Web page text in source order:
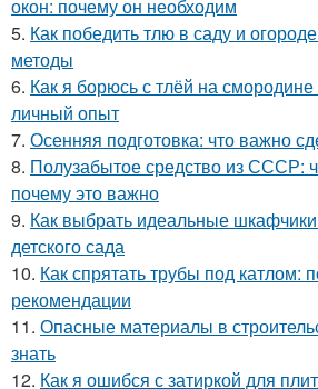
окон: почему он необходим
5. Как победить тлю в саду и
методы
6. Как я борюсь с тлёй на
личный опыт
7. Осенняя подготовка: что важно
8. Полузабытое средство из СССР:
почему это важно
9. Как выбрать идеальные
детского сада
10. Как спрятать трубы под катлом:
рекомендации
11. Опасные материалы в
знать
12. Как я ошибся с затиркой для